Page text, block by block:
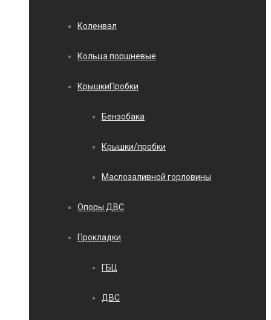
Коленвал
Кольца поршневые
КрышкиПробки
Бензобака
Крышки/пробки
Маслозаливной горловины
Опоры ДВС
Прокладки
ГБЦ
ДВС